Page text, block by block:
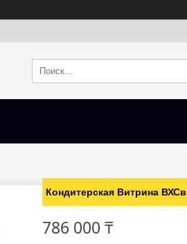
Кондитерская Витрина
786 000 ₸